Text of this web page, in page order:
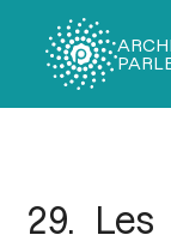
29.